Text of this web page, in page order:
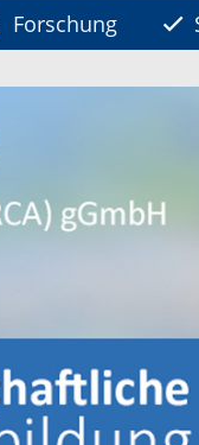
Forschung